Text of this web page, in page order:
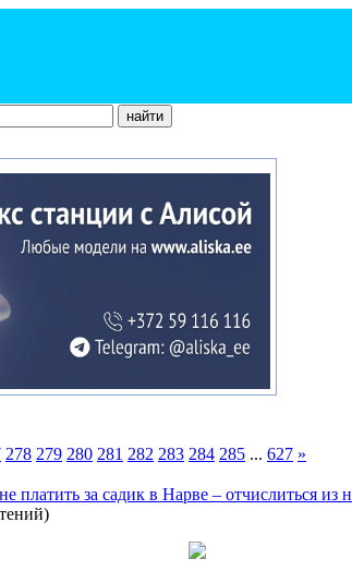
278 279 280 281 282 283 284 285 ... 627 »
за садик в Нарве – отчислиться из
)